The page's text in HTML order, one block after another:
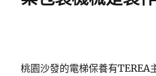
桃園沙發的電梯保養有TEREA